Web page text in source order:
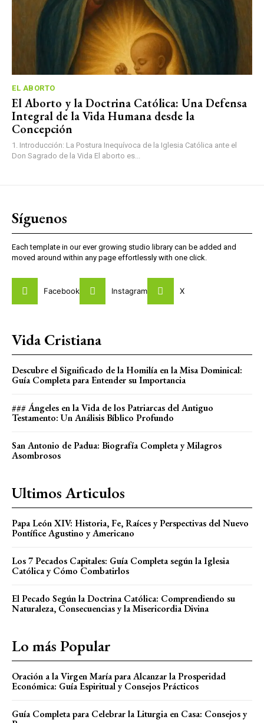
EL ABORTO
El Aborto y la Doctrina Católica: Una Defensa
Integral de la Vida Humana desde la
Concepción
1. Introducción: La Postura Inequívoca de la Iglesia Católica ante el
Don Sagrado de la Vida El aborto es...
Síguenos
Each template in our ever growing studio library can be added and
moved around within any page effortlessly with one click.
Facebook Instagram X
Vida Cristiana
Descubre el Significado de la Homilía en la Misa Dominical:
Guía Completa para Entender su Importancia
### Ángeles en la Vida de los Patriarcas del Antiguo
Testamento: Un Análisis Bíblico Profundo
San Antonio de Padua: Biografía Completa y Milagros
Asombrosos
Ultimos Articulos
Papa León XIV: Historia, Fe, Raíces y Perspectivas del Nuevo
Pontífice Agustino y Americano
Los 7 Pecados Capitales: Guía Completa según la Iglesia
Católica y Cómo Combatirlos
El Pecado Según la Doctrina Católica: Comprendiendo su
Naturaleza, Consecuencias y la Misericordia Divina
Lo más Popular
Oración a la Virgen María para Alcanzar la Prosperidad
Económica: Guía Espiritual y Consejos Prácticos
Guía Completa para Celebrar la Liturgia en Casa: Consejos y